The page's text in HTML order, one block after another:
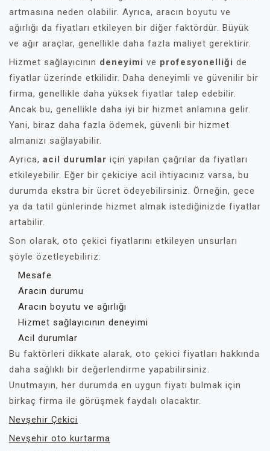
artmasına neden olabilir. Ayrıca, aracın boyutu ve
ağırlığı da fiyatları etkileyen bir diğer faktördür. Büyük
ve ağır araçlar, genellikle daha fazla maliyet gerektirir.
Hizmet sağlayıcının deneyimi ve profesyonelliği de
fiyatlar üzerinde etkilidir. Daha deneyimli ve güvenilir bir
firma, genellikle daha yüksek fiyatlar talep edebilir.
Ancak bu, genellikle daha iyi bir hizmet anlamına gelir.
Yani, biraz daha fazla ödemek, güvenli bir hizmet
almanızı sağlayabilir.
Ayrıca, acil durumlar için yapılan çağrılar da fiyatları
etkileyebilir. Eğer bir çekiciye acil ihtiyacınız varsa, bu
durumda ekstra bir ücret ödeyebilirsiniz. Örneğin, gece
ya da tatil günlerinde hizmet almak istediğinizde fiyatlar
artabilir.
Son olarak, oto çekici fiyatlarını etkileyen unsurları
şöyle özetleyebiliriz:
Mesafe
Aracın durumu
Aracın boyutu ve ağırlığı
Hizmet sağlayıcının deneyimi
Acil durumlar
Bu faktörleri dikkate alarak, oto çekici fiyatları hakkında
daha sağlıklı bir değerlendirme yapabilirsiniz.
Unutmayın, her durumda en uygun fiyatı bulmak için
birkaç firma ile görüşmek faydalı olacaktır.
Nevşehir Çekici
Nevşehir oto kurtarma